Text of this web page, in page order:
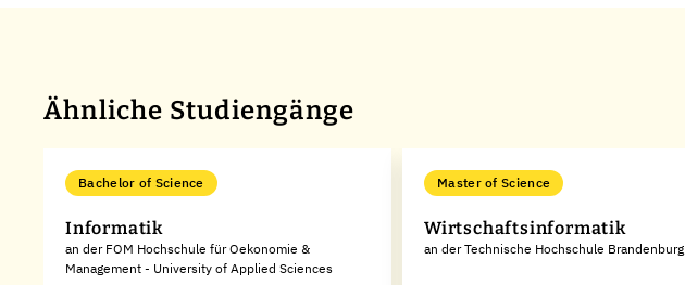
Ähnliche Studiengänge
Bachelor of Science
Informatik
an der FOM Hochschule für Oekonomie &
Management - University of Applied Sciences
Master of Science
Wirtschaftsinformatik
an der Technische Hochschule Brandenburg